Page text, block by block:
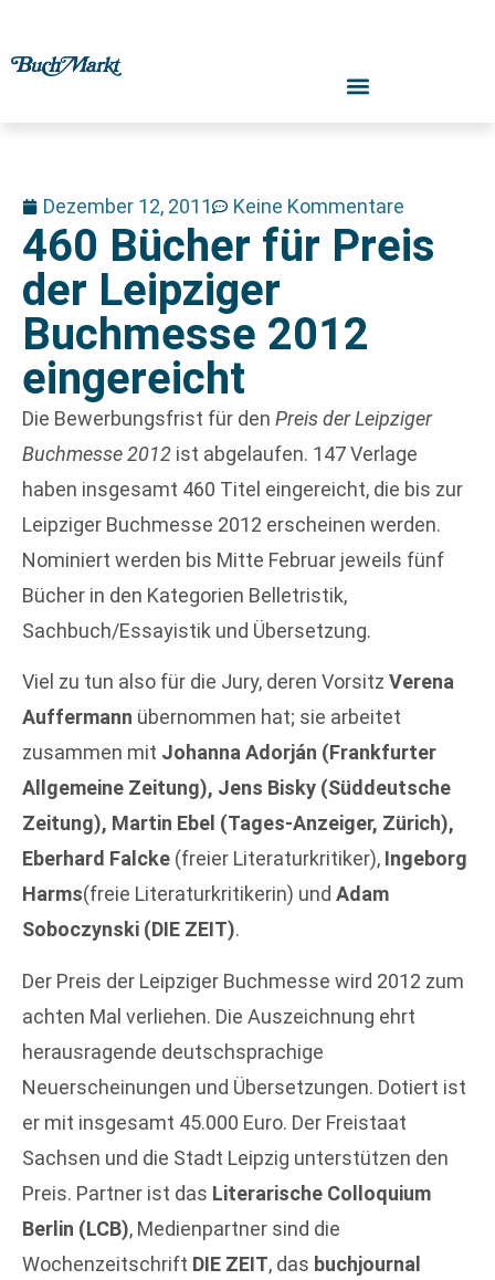
Dezember 12, 2011 Keine Kommentare
460 Bücher für Preis
der Leipziger
Buchmesse 2012
eingereicht
Die Bewerbungsfrist für den Preis der Leipziger
Buchmesse 2012 ist abgelaufen. 147 Verlage
haben insgesamt 460 Titel eingereicht, die bis zur
Leipziger Buchmesse 2012 erscheinen werden.
Nominiert werden bis Mitte Februar jeweils fünf
Bücher in den Kategorien Belletristik,
Sachbuch/Essayistik und Übersetzung.
Viel zu tun also für die Jury, deren Vorsitz Verena
Auffermann übernommen hat; sie arbeitet
zusammen mit Johanna Adorján (Frankfurter
Allgemeine Zeitung), Jens Bisky (Süddeutsche
Zeitung), Martin Ebel (Tages-Anzeiger, Zürich),
Eberhard Falcke (freier Literaturkritiker), Ingeborg
Harms(freie Literaturkritikerin) und Adam
Soboczynski (DIE ZEIT).
Der Preis der Leipziger Buchmesse wird 2012 zum
achten Mal verliehen. Die Auszeichnung ehrt
herausragende deutschsprachige
Neuerscheinungen und Übersetzungen. Dotiert ist
er mit insgesamt 45.000 Euro. Der Freistaat
Sachsen und die Stadt Leipzig unterstützen den
Preis. Partner ist das Literarische Colloquium
Berlin (LCB), Medienpartner sind die
Wochenzeitschrift DIE ZEIT, das buchjournal